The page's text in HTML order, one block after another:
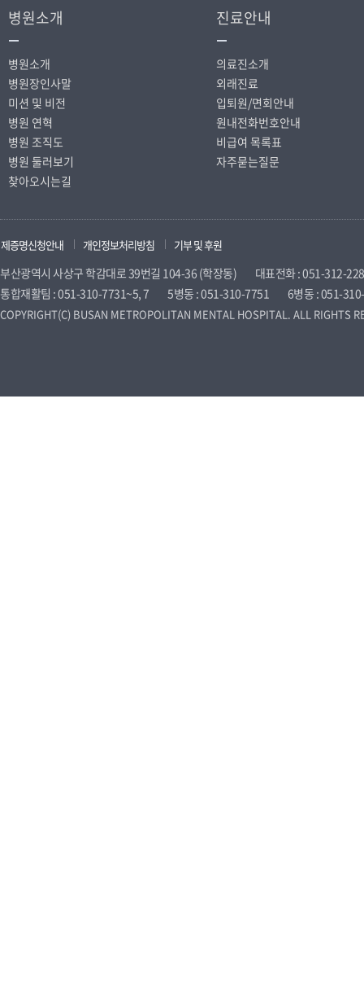
병원소개
병원소개
병원장인사말
미션 및 비전
병원 연혁
병원 조직도
병원 둘러보기
찾아오시는길
진료안내
의료진소개
외래진료
입퇴원/면회안내
원내전화번호안내
비급여 목록표
자주묻는질문
제증명신청안내 개인정보처리방침 기부 및 후원
부산광역시 사상구 학감대로 39번길 104-36 (학장동)
대표전화 : 051-312-
통합재활팀 : 051-310-7731~5, 7
5병동 : 051-310-7751 6병동 : 051-
COPYRIGHT(C) BUSAN METROPOLITAN MENTAL HOSPITAL. ALL RIGHTS